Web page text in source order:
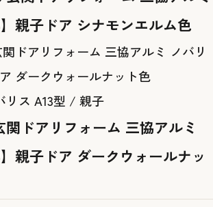
親子ドア シナモンエルム色
ス A13型 / 親子
関ドアリフォーム 三協アルミ
親子ドア ダークウォールナッ